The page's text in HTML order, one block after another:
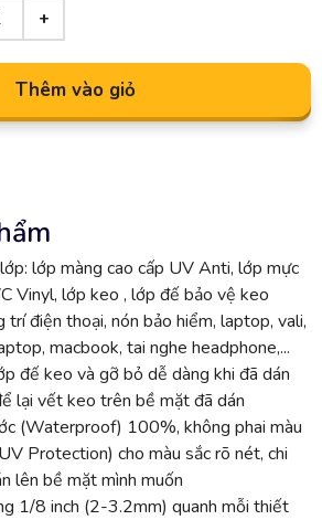
Thêm vào giỏ
lớp màng cao cấp UV Anti, lớp mực
Vinyl, lớp keo , lớp đế bảo vệ keo
trí điện thoại, nón bảo hiểm, laptop, vali,
macbook, tai nghe headphone,...
đế keo và gỡ bỏ dễ dàng khi đã dán
lại vết keo trên bề mặt đã dán
(Waterproof) 100%, không phai màu
Protection) cho màu sắc rõ nét, chi
lên bề mặt mình muốn
1/8 inch (2-3.2mm) quanh mỗi thiết